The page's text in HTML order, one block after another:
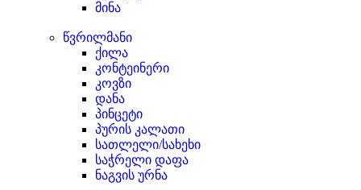
მინა
წვრილმანი
ქილა
კონტეინერი
კოვზი
დანა
პინცეტი
პურის კალათი
სათლელი/სახეხი
საჭრელი დაფა
ნაგვის ურნა